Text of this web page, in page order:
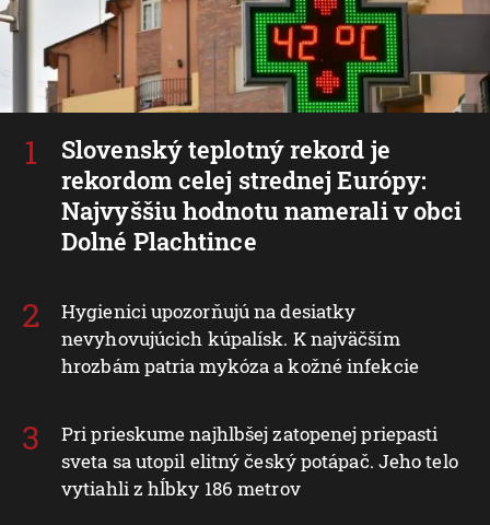
Slovenský teplotný rekord je
rekordom celej strednej Európy:
Najvyššiu hodnotu namerali v obci
Dolné Plachtince
Hygienici upozorňujú na desiatky
nevyhovujúcich kúpalísk. K najväčším
hrozbám patria mykóza a kožné infekcie
Pri prieskume najhlbšej zatopenej priepasti
sveta sa utopil elitný český potápač. Jeho telo
vytiahli z hĺbky 186 metrov